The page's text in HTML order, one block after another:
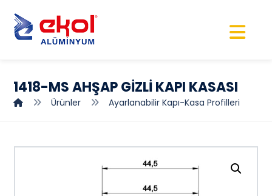
1418-MS AHŞAP GİZLİ KAPI KASASI
Ürünler Ayarlanabilir Kapı-Kasa Profilleri
Resmi büyüt